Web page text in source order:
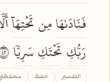
فَنَادَىٰهَامِن تَحۡتِهَآ
رَبُّكِ تَحۡتَكِ سَرِيّٗا
التفسير حفظ